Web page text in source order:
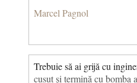
Marcel Pagnol
Trebuie să ai grijă cu
cusut și termină cu